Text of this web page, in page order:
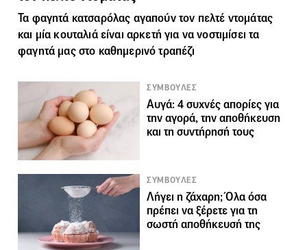
Τα φαγητά κατσαρόλας αγαπούν τον πελτέ ντομάτας
και μία κουταλιά είναι αρκετή για να νοστιμίσει τα
φαγητά μας στο καθημερινό τραπέζι
ΣΥΜΒΟΥΛΕΣ
Αυγά: 4 συχνές απορίες για
την αγορά, την αποθήκευση
και τη συντήρησή τους
ΣΥΜΒΟΥΛΕΣ
Λήγει η ζάχαρη; Όλα όσα
πρέπει να ξέρετε για τη
σωστή αποθήκευσή της